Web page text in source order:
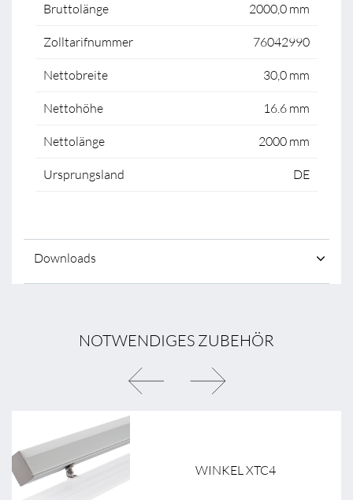
Bruttolänge 2000,0 mm
Zolltarifnummer 76042990
Nettobreite 30,0 mm
Nettohöhe 16.6 mm
Nettolänge 2000 mm
Ursprungsland DE
Downloads
NOTWENDIGES ZUBEHÖR
WINKEL XTC4